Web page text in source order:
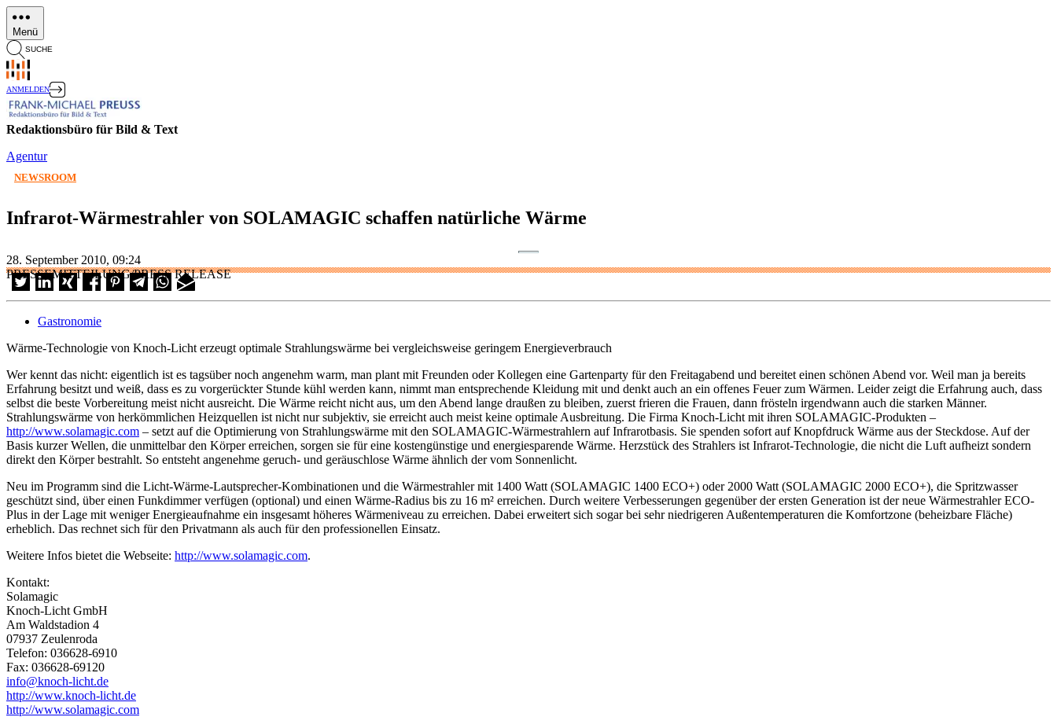
Direkt
zum
Inhalt
Menü
SUCHE
ANMELDEN
Redaktionsbüro für Bild & Text
Agentur
NEWSROOM
Infrarot-Wärmestrahler von SOLAMAGIC schaffen natürliche Wärme
28. September 2010, 09:24
PRESSEMITTEILUNG/PRESS RELEASE
Gastronomie
Wärme-Technologie von Knoch-Licht erzeugt optimale Strahlungswärme bei vergleichsweise geringem Energieverbrauch
Wer kennt das nicht: eigentlich ist es tagsüber noch angenehm warm, man plant mit Freunden oder Kollegen eine Gartenparty für den Freitagabend und bereitet einen schönen Abend vor. Weil man ja bereits
Erfahrung besitzt und weiß, dass es zu vorgerückter Stunde kühl werden kann, nimmt man entsprechende Kleidung mit und denkt auch an ein offenes Feuer zum Wärmen. Leider zeigt die Erfahrung auch, dass
selbst die beste Vorbereitung meist nicht ausreicht. Die Wärme reicht nicht aus, um den Abend lange draußen zu bleiben, zuerst frieren die Frauen, dann frösteln irgendwann auch die starken Männer.
Strahlungswärme von herkömmlichen Heizquellen ist nicht nur subjektiv, sie erreicht auch meist keine optimale Ausbreitung. Die Firma Knoch-Licht mit ihren SOLAMAGIC-Produkten –
http://www.solamagic.com – setzt auf die Optimierung von Strahlungswärme mit den SOLAMAGIC-Wärmestrahlern auf Infrarotbasis. Sie spenden sofort auf Knopfdruck Wärme aus der Steckdose. Auf der
Basis kurzer Wellen, die unmittelbar den Körper erreichen, sorgen sie für eine kostengünstige und energiesparende Wärme. Herzstück des Strahlers ist Infrarot-Technologie, die nicht die Luft aufheizt sondern
direkt den Körper bestrahlt. So entsteht angenehme geruch- und geräuschlose Wärme ähnlich der vom Sonnenlicht.
Neu im Programm sind die Licht-Wärme-Lautsprecher-Kombinationen und die Wärmestrahler mit 1400 Watt (SOLAMAGIC 1400 ECO+) oder 2000 Watt (SOLAMAGIC 2000 ECO+), die Spritzwasser
geschützt sind, über einen Funkdimmer verfügen (optional) und einen Wärme-Radius bis zu 16 m² erreichen. Durch weitere Verbesserungen gegenüber der ersten Generation ist der neue Wärmestrahler ECO-
Plus in der Lage mit weniger Energieaufnahme ein insgesamt höheres Wärmeniveau zu erreichen. Dabei erweitert sich sogar bei sehr niedrigeren Außentemperaturen die Komfortzone (beheizbare Fläche)
erheblich. Das rechnet sich für den Privatmann als auch für den professionellen Einsatz.
Weitere Infos bietet die Webseite: http://www.solamagic.com.
Kontakt:
Solamagic
Knoch-Licht GmbH
Am Waldstadion 4
07937 Zeulenroda
Telefon: 036628-6910
Fax: 036628-69120
info@knoch-licht.de
http://www.knoch-licht.de
http://www.solamagic.com